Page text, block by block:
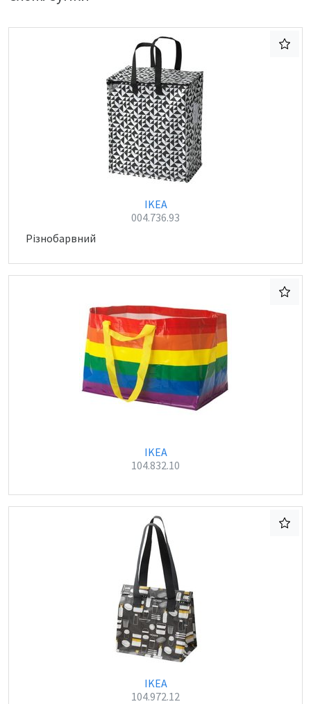
IKEA
004.736.93
Різнобарвний
IKEA
104.832.10
IKEA
104.972.12